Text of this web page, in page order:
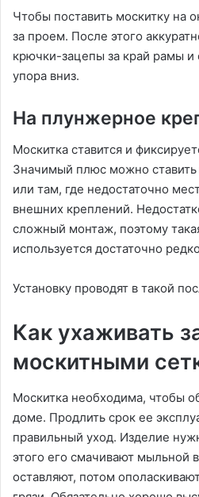
Чтобы поставить москитку на
за проем. После этого
крючки-зацепы за край рамы и
упора вниз.
На плунжерное
Москитка ставится и
Значимый плюс можно
или там, где недостаточно
внешних креплений.
сложный монтаж, поэтому
используется достаточно
Установку проводят в такой
Как ухаживать
москитными
Москитка необходима, чтобы
доме. Продлить срок ее
правильный уход. Изделие
этого его смачивают мыльной
оставляют, потом